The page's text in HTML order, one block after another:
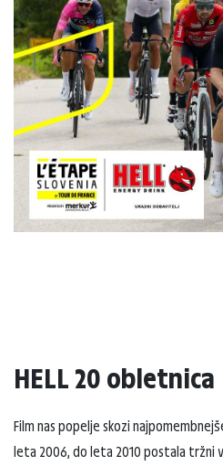
HELL 20 obletnica
Film nas popelje skozi
leta 2006, do leta 2010 postala tržni